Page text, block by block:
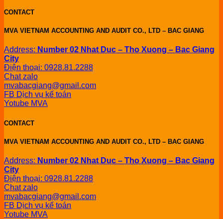
CONTACT
MVA VIETNAM ACCOUNTING AND AUDIT CO., LTD – BAC GIANG
Address: Number 02 Nhat Duc – Tho Xuong – Bac Giang
City
Điện thoại: 0928.81.2288
Chat zalo
mvabacgiang@gmail.com
FB Dịch vụ kế toán
Yotube MVA
CONTACT
MVA VIETNAM ACCOUNTING AND AUDIT CO., LTD – BAC GIANG
Address: Number 02 Nhat Duc – Tho Xuong – Bac Giang
City
Điện thoại: 0928.81.2288
Chat zalo
mvabacgiang@gmail.com
FB Dịch vụ kế toán
Yotube MVA